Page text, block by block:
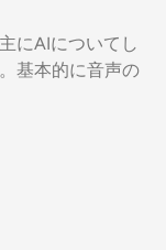
にAIについてし
基本的に音声の